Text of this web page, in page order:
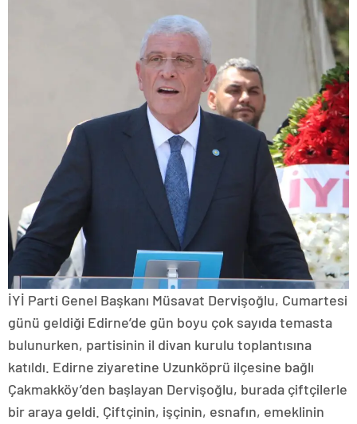
İYİ Parti Genel Başkanı Müsavat Dervişoğlu, Cumartesi
günü geldiği Edirne’de gün boyu çok sayıda temasta
bulunurken, partisinin il divan kurulu toplantısına
katıldı. Edirne ziyaretine Uzunköprü ilçesine bağlı
Çakmakköy’den başlayan Dervişoğlu, burada çiftçilerle
bir araya geldi. Çiftçinin, işçinin, esnafın, emeklinin